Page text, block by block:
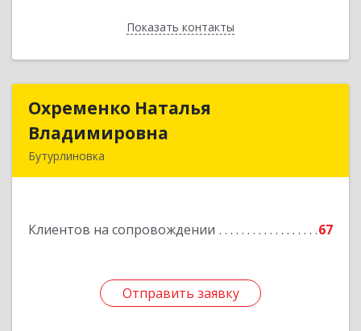
Показать контакты
Назад
Охременко Наталья
Владимировна
Бутурлиновка
Клиентов на сопровождении 67
Отправить заявку
Охременко Наталья
Отправить заявку